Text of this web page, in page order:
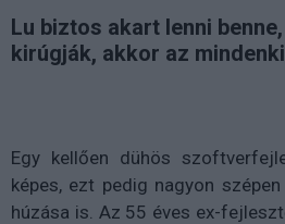
Lu biztos akart lenni
kirúgják, akkor az
Egy kellően dühös
képes, ezt pedig nagyon
húzása is. Az 55 éves ex-